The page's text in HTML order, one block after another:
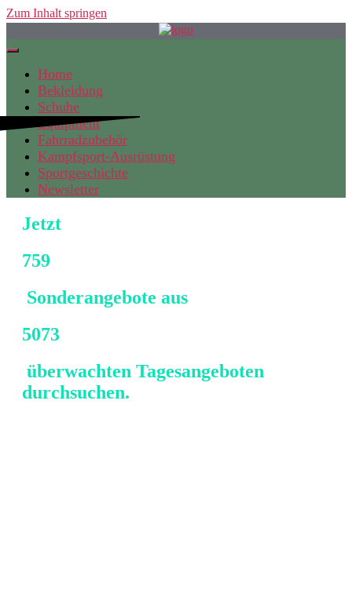
Zum Inhalt springen
Home
Bekleidung
Schuhe
Equipment
Fahrradzubehör
Kampfsport-Ausrüstung
Sportgeschichte
Newsletter
Jetzt
759
Sonderangebote aus
5073
überwachten Tagesangeboten
durchsuchen.